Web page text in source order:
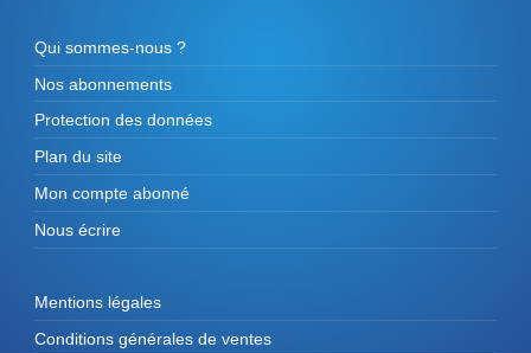
Qui sommes-nous ?
Nos abonnements
Protection des données
Plan du site
Mon compte abonné
Nous écrire
Mentions légales
Conditions générales de ventes